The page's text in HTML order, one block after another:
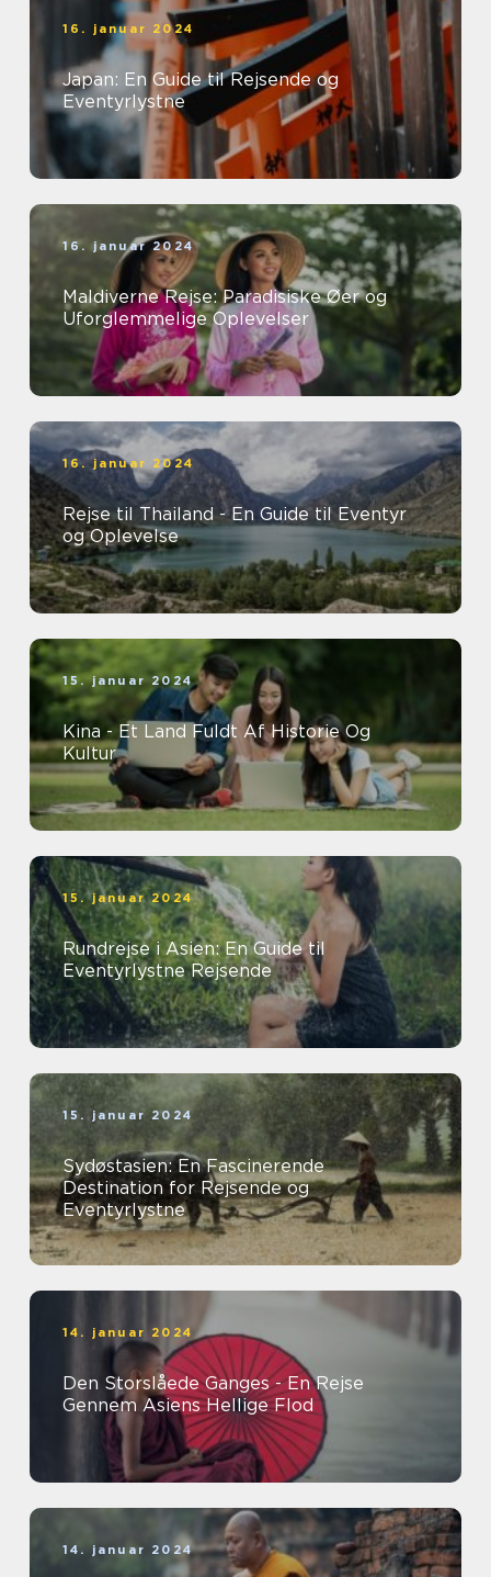
16. januar 2024
Japan: En Guide til Rejsende og
Eventyrlystne
16. januar 2024
Maldiverne Rejse: Paradisiske Øer og
Uforglemmelige Oplevelser
16. januar 2024
Rejse til Thailand - En Guide til Eventyr
og Oplevelse
15. januar 2024
Kina - Et Land Fuldt Af Historie Og
Kultur
15. januar 2024
Rundrejse i Asien: En Guide til
Eventyrlystne Rejsende
15. januar 2024
Sydøstasien: En Fascinerende
Destination for Rejsende og
Eventyrlystne
14. januar 2024
Den Storslåede Ganges - En Rejse
Gennem Asiens Hellige Flod
14. januar 2024